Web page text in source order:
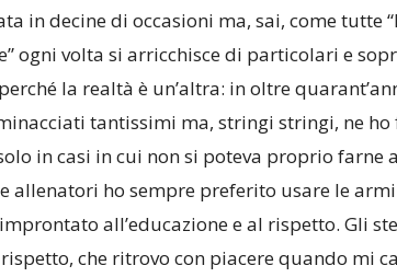
in decine di occasioni ma, sai, come tutte
ogni volta si arricchisce di particolari e
la realtà è un’altra: in oltre
tantissimi ma, stringi stringi, ne ho
in casi in cui non si poteva proprio farne
allenatori ho sempre preferito usare le
all’educazione e al rispetto. Gli
che ritrovo con piacere quando mi